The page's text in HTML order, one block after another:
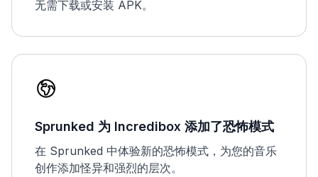
无需下载或安装 APK。
Sprunked 为 Incredibox 添加了恐怖模式
在 Sprunked 中体验新的恐怖模式，为您的音乐
创作添加怪异和强烈的层次。